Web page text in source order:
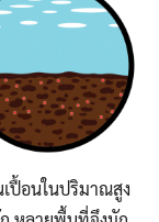
ปื้อนในปริมาณสูง